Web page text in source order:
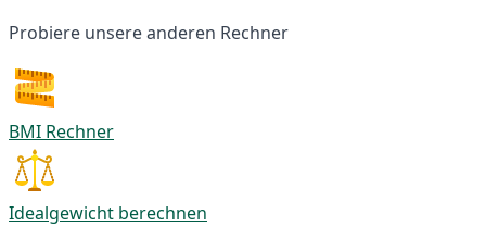
Probiere unsere anderen Rechner
BMI Rechner
Idealgewicht berechnen